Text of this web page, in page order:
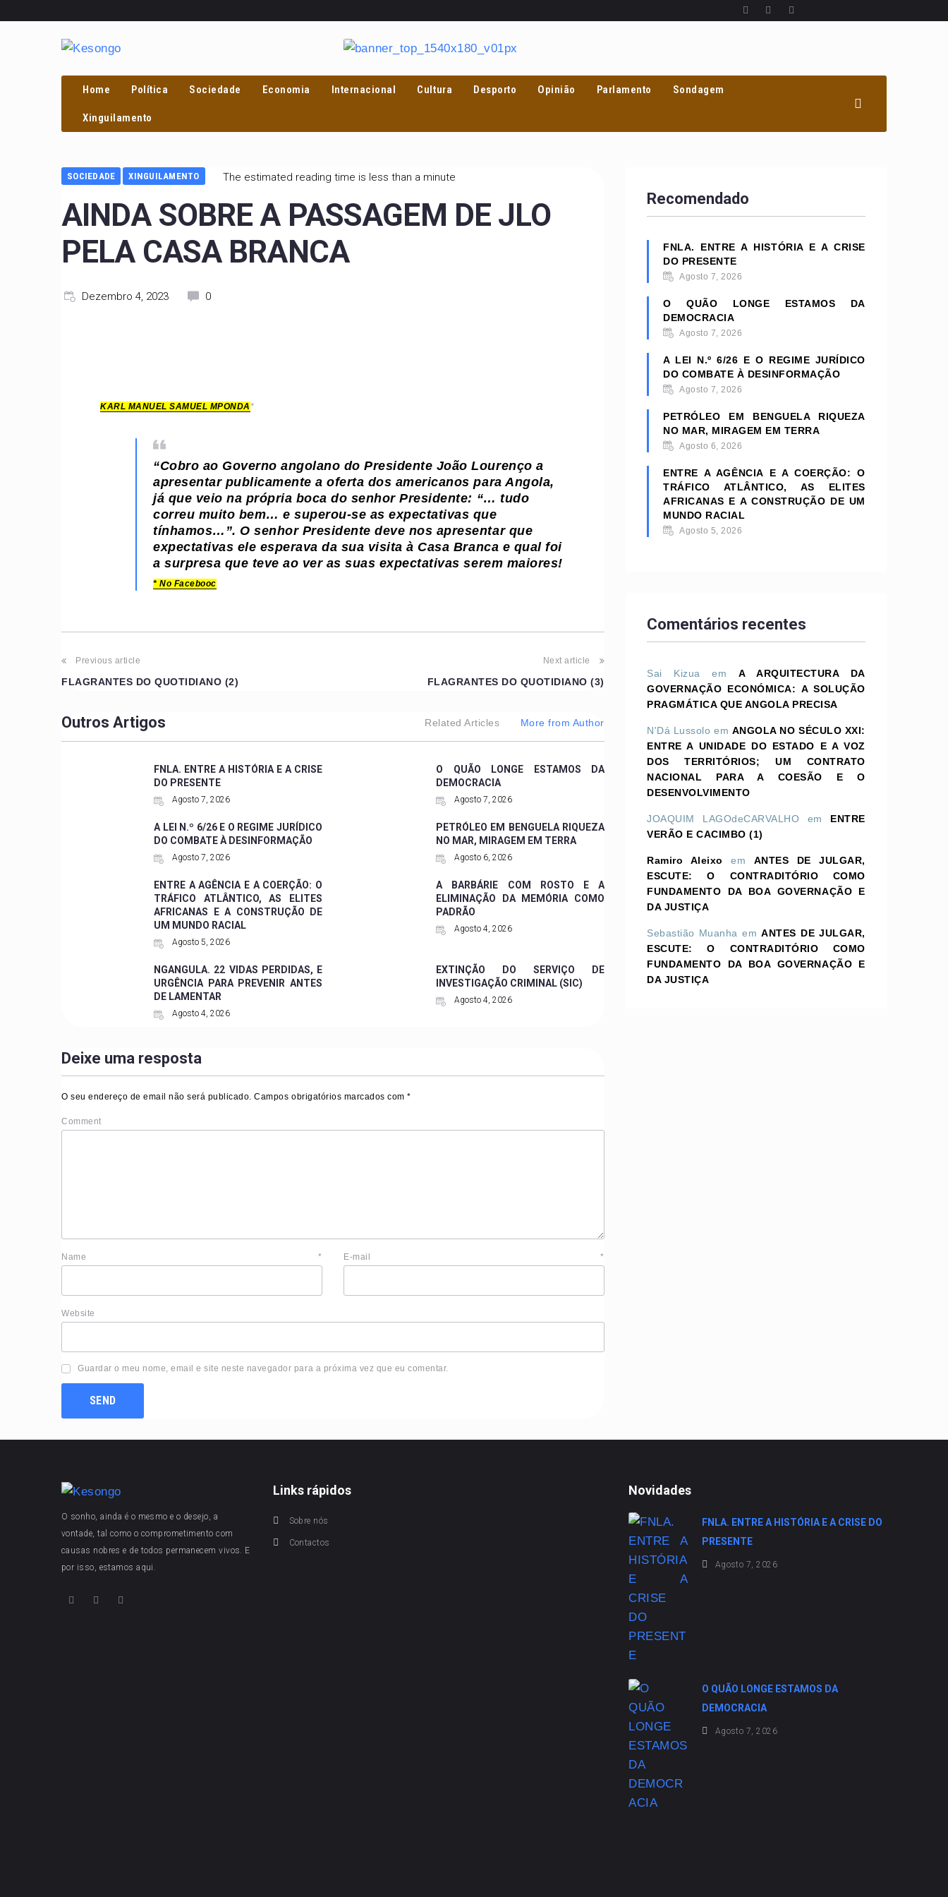
Home Política Sociedade Economia Internacional Cultura Desporto Opinião Parlamento Sondagem
Xinguilamento
SOCIEDADE XINGUILAMENTO The estimated reading time is less than a minute
AINDA SOBRE A PASSAGEM DE JLO
PELA CASA BRANCA
Dezembro 4, 2023 0
KARL MANUEL SAMUEL MPONDA *
“Cobro ao Governo angolano do Presidente João Lourenço a
apresentar publicamente a oferta dos americanos para Angola,
já que veio na própria boca do senhor Presidente: “… tudo
correu muito bem… e superou-se as expectativas que
tínhamos…”. O senhor Presidente deve nos apresentar que
expectativas ele esperava da sua visita à Casa Branca e qual foi
a surpresa que teve ao ver as suas expectativas serem maiores!
* No Facebooc
Previous article
FLAGRANTES DO QUOTIDIANO (2)
Next article
FLAGRANTES DO QUOTIDIANO (3)
Outros Artigos Related Articles More from Author
FNLA. ENTRE A HISTÓRIA E A CRISE
DO PRESENTE
Agosto 7, 2026
O QUÃO LONGE ESTAMOS DA
DEMOCRACIA
Agosto 7, 2026
A LEI N.º 6/26 E O REGIME JURÍDICO
DO COMBATE À DESINFORMAÇÃO
Agosto 7, 2026
PETRÓLEO EM BENGUELA RIQUEZA
NO MAR, MIRAGEM EM TERRA
Agosto 6, 2026
ENTRE A AGÊNCIA E A COERÇÃO: O
TRÁFICO ATLÂNTICO, AS ELITES
AFRICANAS E A CONSTRUÇÃO DE
UM MUNDO RACIAL
Agosto 5, 2026
A BARBÁRIE COM ROSTO E A
ELIMINAÇÃO DA MEMÓRIA COMO
PADRÃO
Agosto 4, 2026
NGANGULA. 22 VIDAS PERDIDAS, E
URGÊNCIA PARA PREVENIR ANTES
DE LAMENTAR
Agosto 4, 2026
EXTINÇÃO DO SERVIÇO DE
INVESTIGAÇÃO CRIMINAL (SIC)
Agosto 4, 2026
Deixe uma resposta
O seu endereço de email não será publicado. Campos obrigatórios marcados com*
Comment
Name* E-mail*
Website
Guardar o meu nome, email e site neste navegador para a próxima vez que eu comentar.
Recomendado
FNLA. ENTRE A HISTÓRIA E A CRISE
DO PRESENTE
Agosto 7, 2026
O QUÃO LONGE ESTAMOS DA
DEMOCRACIA
Agosto 7, 2026
A LEI N.º 6/26 E O REGIME JURÍDICO
DO COMBATE À DESINFORMAÇÃO
Agosto 7, 2026
PETRÓLEO EM BENGUELA RIQUEZA
NO MAR, MIRAGEM EM TERRA
Agosto 6, 2026
ENTRE A AGÊNCIA E A COERÇÃO: O
TRÁFICO ATLÂNTICO, AS ELITES
AFRICANAS E A CONSTRUÇÃO DE UM
MUNDO RACIAL
Agosto 5, 2026
Comentários recentes
Sai Kizua emA ARQUITECTURA DA
GOVERNAÇÃO ECONÓMICA: A SOLUÇÃO
PRAGMÁTICA QUE ANGOLA PRECISA
N'Dá Lussolo em ANGOLA NO SÉCULO XXI:
ENTRE A UNIDADE DO ESTADO E A VOZ
DOS TERRITÓRIOS; UM CONTRATO
NACIONAL PARA A COESÃO E O
DESENVOLVIMENTO
JOAQUIM LAGOdeCARVALHO em ENTRE
VERÃO E CACIMBO (1)
Ramiro Aleixo em ANTES DE JULGAR,
ESCUTE: O CONTRADITÓRIO COMO
FUNDAMENTO DA BOA GOVERNAÇÃO E
DA JUSTIÇA
Sebastião Muanha emANTES DE JULGAR,
ESCUTE: O CONTRADITÓRIO COMO
FUNDAMENTO DA BOA GOVERNAÇÃO E
DA JUSTIÇA
O sonho, ainda é o mesmo e o desejo, a
vontade, tal como o comprometimento com
causas nobres e de todos permanecem vivos. E
por isso, estamos aqui.
Links rápidos
Sobre nós
Contactos
Novidades
FNLA. ENTRE A HISTÓRIA E A CRISE DO
PRESENTE
Agosto 7, 2026
O QUÃO LONGE ESTAMOS DA
DEMOCRACIA
Agosto 7, 2026